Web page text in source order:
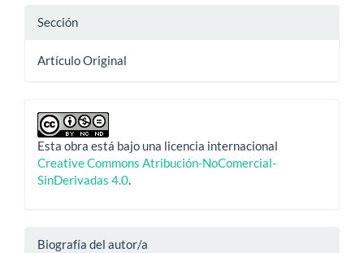
Sección
Artículo Original
Esta obra está bajo una licencia internacional
Creative Commons Atribución-NoComercial-
SinDerivadas 4.0.
Biografía del autor/a